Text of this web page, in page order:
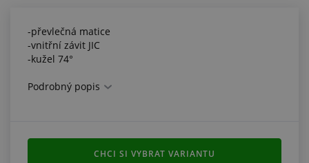
-převlečná matice
-vnitřní závit JIC
-kužel 74°
Podrobný popis
CHCI SI VYBRAT VARIANTU